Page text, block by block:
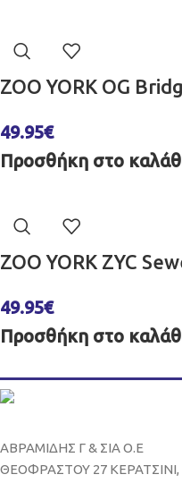
ZOO YORK OG
49.95€
Προσθήκη στο
ZOO YORK ZYC
49.95€
Προσθήκη στο
ΑΒΡΑΜΙΔΗΣ Γ & ΣΙΑ Ο.Ε
ΘΕΟΦΡΑΣΤΟΥ 27 ΚΕΡΑΤΣΙΝΙ,